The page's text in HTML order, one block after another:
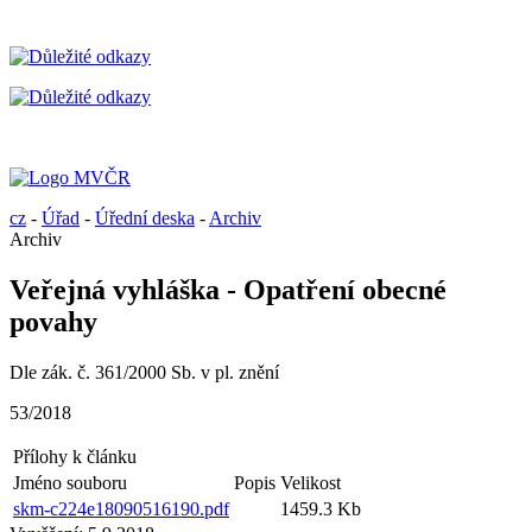
cz - Úřad - Úřední deska - Archiv
Archiv
Veřejná vyhláška - Opatření obecné
povahy
Dle zák. č. 361/2000 Sb. v pl. znění
53/2018
Přílohy k článku
Jméno souboru
Popis Velikost
skm-c224e18090516190.pdf
1459.3 Kb